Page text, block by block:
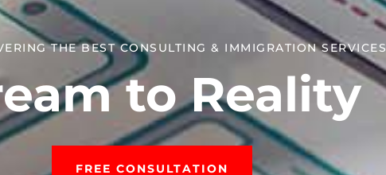
THE BEST CONSULTING & IMMIGRATION SERVICES​
to Reality
FREE CONSULTATION